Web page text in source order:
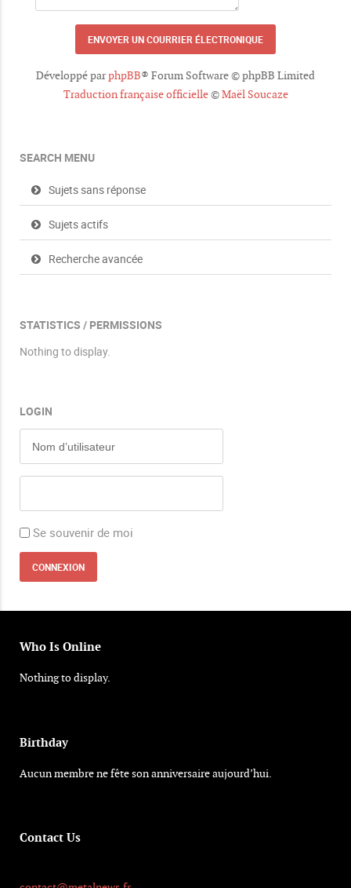
Développé parphpBB® Forum Software © phpBB Limited
Traduction française officielle©Maël Soucaze
SEARCH MENU
Sujets sans réponse
Sujets actifs
Recherche avancée
STATISTICS / PERMISSIONS
Nothing to display.
LOGIN
Se souvenir de moi
Who Is Online
Nothing to display.
Birthday
Aucun membre ne fête son anniversaire aujourd’hui.
Contact Us